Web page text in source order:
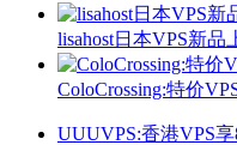
lisahost日本VPS新
ColoCrossing:特价
UUUVPS:香港VPS